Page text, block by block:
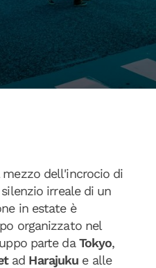
dell'incrocio di
irreale di un
in estate è
organizzato nel
parte da Tokyo,
ad Harajuku e alle